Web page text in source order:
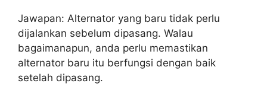
Jawapan: Alternator yang baru tidak perlu
dijalankan sebelum dipasang. Walau
bagaimanapun, anda perlu memastikan
alternator baru itu berfungsi dengan baik
setelah dipasang.